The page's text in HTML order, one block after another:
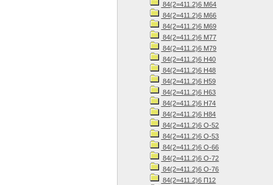
84(2=411.2)6 М64
84(2=411.2)6 М66
84(2=411.2)6 М69
84(2=411.2)6 М77
84(2=411.2)6 М79
84(2=411.2)6 Н40
84(2=411.2)6 Н48
84(2=411.2)6 Н59
84(2=411.2)6 Н63
84(2=411.2)6 Н74
84(2=411.2)6 Н84
84(2=411.2)6 О-52
84(2=411.2)6 О-53
84(2=411.2)6 О-66
84(2=411.2)6 О-72
84(2=411.2)6 О-76
84(2=411.2)6 П12